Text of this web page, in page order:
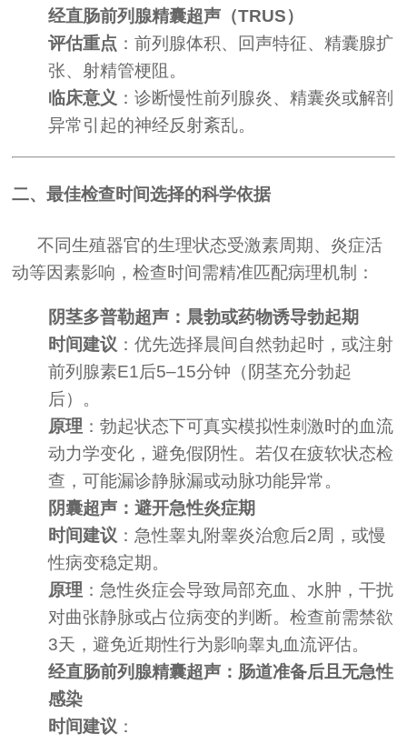
经直肠前列腺精囊超声（TRUS）
评估重点 ：前列腺体积、回声特征、精囊腺扩
张、射精管梗阻。
临床意义 ：诊断慢性前列腺炎、精囊炎或解剖
异常引起的神经反射紊乱。
二、最佳检查时间选择的科学依据
不同生殖器官的生理状态受激素周期、炎症活
动等因素影响，检查时间需精准匹配病理机制：
阴茎多普勒超声：晨勃或药物诱导勃起期
时间建议 ：优先选择晨间自然勃起时，或注射
前列腺素E1后5–15分钟（阴茎充分勃起
后）。
原理 ：勃起状态下可真实模拟性刺激时的血流
动力学变化，避免假阴性。若仅在疲软状态检
查，可能漏诊静脉漏或动脉功能异常。
阴囊超声：避开急性炎症期
时间建议 ：急性睾丸附睾炎治愈后2周，或慢
性病变稳定期。
原理 ：急性炎症会导致局部充血、水肿，干扰
对曲张静脉或占位病变的判断。检查前需禁欲
3天，避免近期性行为影响睾丸血流评估。
经直肠前列腺精囊超声：肠道准备后且无急性
感染
时间建议 ：